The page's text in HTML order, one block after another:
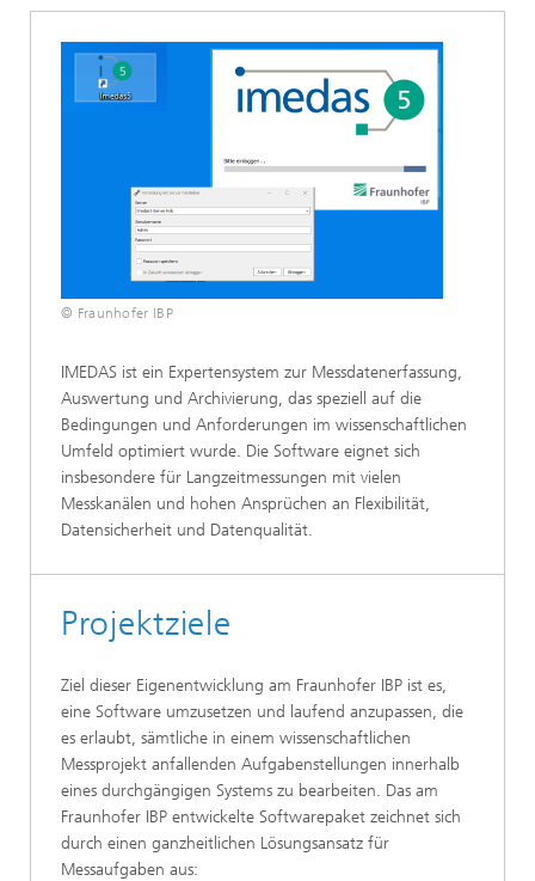
© Fraunhofer IBP
IMEDAS ist ein Expertensystem zur Messdatenerfassung,
Auswertung und Archivierung, das speziell auf die
Bedingungen und Anforderungen im wissenschaftlichen
Umfeld optimiert wurde. Die Software eignet sich
insbesondere für Langzeitmessungen mit vielen
Messkanälen und hohen Ansprüchen an Flexibilität,
Datensicherheit und Datenqualität.
Projektziele
Ziel dieser Eigenentwicklung am Fraunhofer IBP ist es,
eine Software umzusetzen und laufend anzupassen, die
es erlaubt, sämtliche in einem wissenschaftlichen
Messprojekt anfallenden Aufgabenstellungen innerhalb
eines durchgängigen Systems zu bearbeiten. Das am
Fraunhofer IBP entwickelte Softwarepaket zeichnet sich
durch einen ganzheitlichen Lösungsansatz für
Messaufgaben aus: